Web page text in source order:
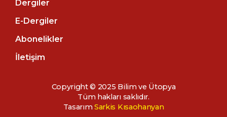
Deprem ve ruhsal etkileri
SONRAKI YAZI
Başka bir bilinç dışı mümkün mü?
Paylaş:
Dergiler
E-Dergiler
Abonelikler
İletişim
Copyright © 2025 Bilim ve Ütopya
Tüm hakları saklıdır.
TasarımSarkis Kısaohanyan